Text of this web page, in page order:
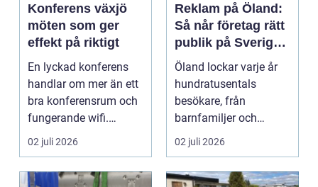
Konferens växjö
möten som ger
effekt på riktigt
En lyckad konferens
handlar om mer än ett
bra konferensrum och
fungerande wifi.
Företag som planerar...
02 juli 2026
Reklam på Öland:
Så når företag rätt
publik på Sveriges
solsäkraste ö
Öland lockar varje år
hundratusentals
besökare, från
barnfamiljer och
natur&au...
02 juli 2026